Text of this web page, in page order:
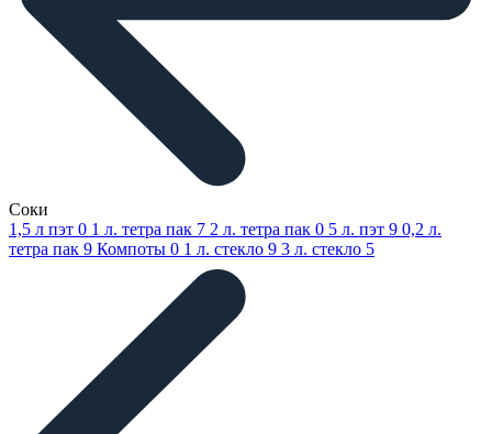
Соки
1,5 л пэт 0 1 л. тетра пак 7 2 л. тетра пак 0 5 л. пэт 9 0,2 л.
тетра пак 9 Компоты 0 1 л. стекло 9 3 л. стекло 5